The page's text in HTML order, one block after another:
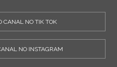
CANAL NO TIK TOK
NO INSTAGRAM